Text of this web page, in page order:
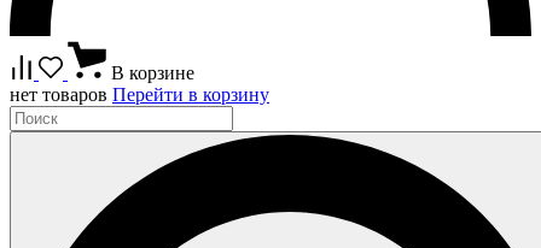
В корзине
нет товаров Перейти в корзину